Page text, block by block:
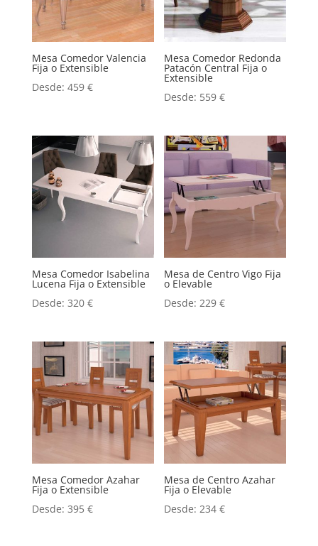
Mesa Comedor Valencia
Fija o Extensible
Desde: 459 €
Mesa Comedor Redonda
Patacón Central Fija o
Extensible
Desde: 559€
Mesa Comedor Isabelina
Lucena Fija o Extensible
Desde: 320 €
Mesa de Centro Vigo Fija
o Elevable
Desde:229€
Mesa Comedor Azahar
Fija o Extensible
Desde: 395 €
Mesa de Centro Azahar
Fija o Elevable
Desde:234€